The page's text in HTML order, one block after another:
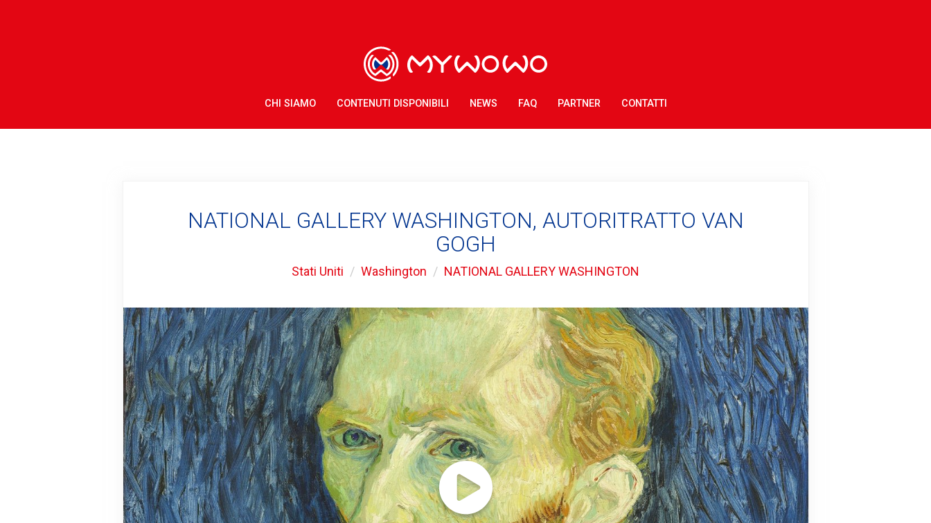
CHI SIAMO CONTENUTI DISPONIBILI NEWS FAQ PARTNER CONTATTI
NATIONAL GALLERY WASHINGTON, AUTORITRATTO VAN
GOGH
Stati Uniti Washington NATIONAL GALLERY WASHINGTON